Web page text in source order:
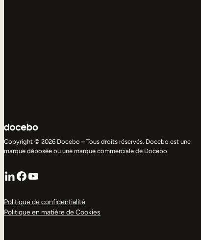
Copyright © 2026 Docebo – Tous droits réservés. Docebo est une
marque déposée ou une marque commerciale de Docebo.
LinkedIn
Facebook
YouTube
Politique de confidentialité
Politique en matière de Cookies